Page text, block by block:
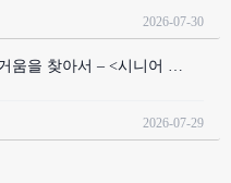
2026-07-30
움을 찾아서 – <시니어 …
2026-07-29